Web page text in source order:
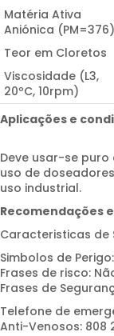
Matéria Ativa
Aniónica (PM=376)
Teor em Cloretos
Viscosidade (L3,
20ºC, 10rpm)
Aplicações e
Deve usar-se
uso de
uso industrial.
Recomendações
Caracteristicas de
Simbolos de
Frases de risco:
Frases de
Telefone de
Anti-Venosos: 808